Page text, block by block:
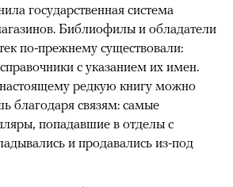
государственная система
Библиофилы и обладатели
по-прежнему существовали:
с указанием их имен.
редкую книгу можно
благодаря связям: самые
попадавшие в отделы с
и продавались из-под